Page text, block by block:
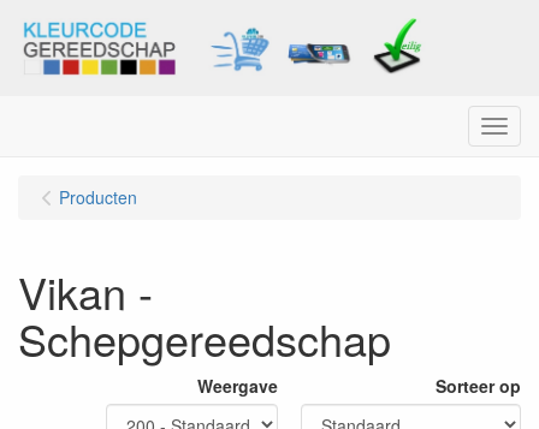
Menu
Producten
Vikan -
Schepgereedschap
Weergave Sorteer op